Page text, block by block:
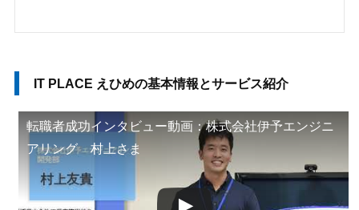
IT PLACE えひめの基本情報とサービス紹介
転職者成功インタビュー動画：株式会社伊予エンジニ
アリング 村上さま